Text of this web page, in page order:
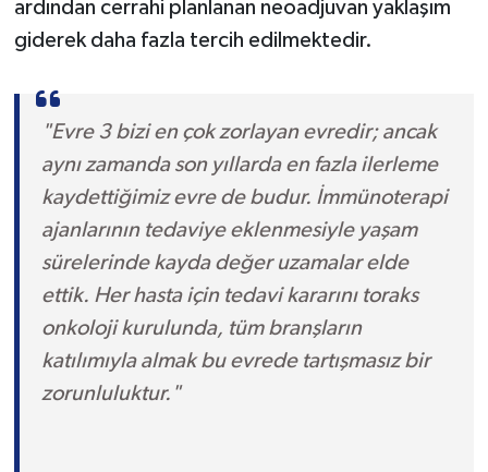
ardından cerrahi planlanan neoadjuvan yaklaşım
giderek daha fazla tercih edilmektedir.
"Evre 3 bizi en çok zorlayan evredir; ancak
aynı zamanda son yıllarda en fazla ilerleme
kaydettiğimiz evre de budur. İmmünoterapi
ajanlarının tedaviye eklenmesiyle yaşam
sürelerinde kayda değer uzamalar elde
ettik. Her hasta için tedavi kararını toraks
onkoloji kurulunda, tüm branşların
katılımıyla almak bu evrede tartışmasız bir
zorunluluktur."